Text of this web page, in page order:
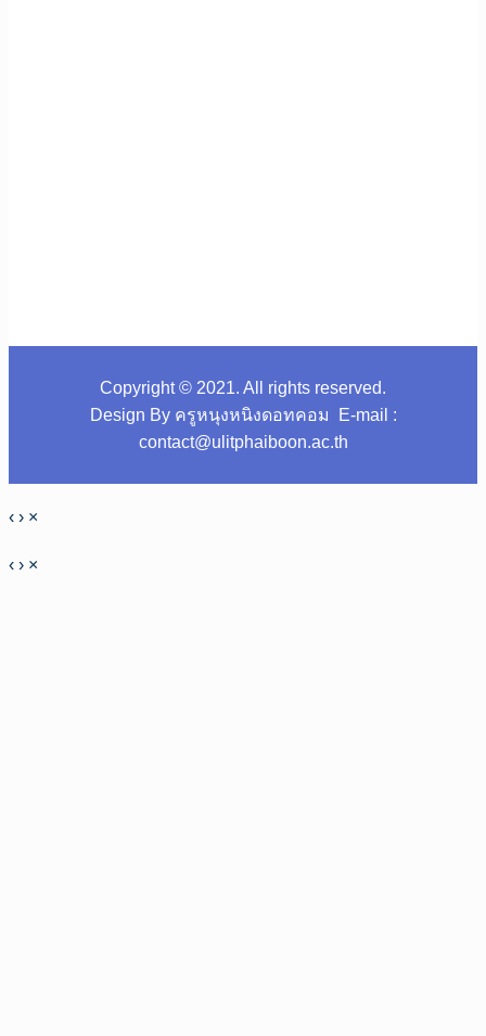
Copyright © 2021. All rights reserved.
Design By ครูหนุงหนิงดอทคอม E-mail :
contact@ulitphaiboon.ac.th
‹ › ×
‹ › ×